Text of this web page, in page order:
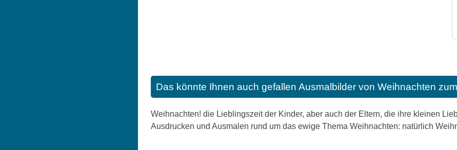
Das könnte Ihnen auch gefallen Ausmalbilder von Weihnachten
Weihnachten! die Lieblingszeit der Kinder, aber auch der Eltern, die ihre kleinen
Ausdrucken und Ausmalen rund um das ewige Thema Weihnachten: natürlich